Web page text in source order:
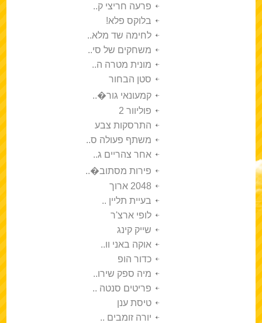
פרעה חריצי ק..
בלוקס פלא!
לחימה שד מלא..
משחקים של סי..
מונית מטרה ה..
סטן הבחור
קמעונאי גור�..
פוליוור 2
התרסקות צבע
משתף פעולה ס..
אחר צהריים ג..
פירות מסתוב�..
2048 ארוך
בעיית תליין ..
לופי ארצ'ר
שייק קינג
אוקה באני וו..
כדור הופ
מיה ספק שירו..
פריטים סנטה ..
טיסת ענן
יורה זומבים ..